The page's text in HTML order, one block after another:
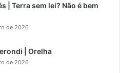
| Terra sem lei? Não é bem
de 2026
| Orelha
de 2026